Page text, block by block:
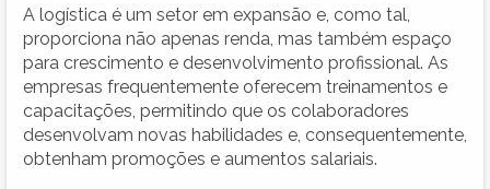
A logística é um setor em expansão e, como tal,
proporciona não apenas renda, mas também espaço
para crescimento e desenvolvimento profissional. As
empresas frequentemente oferecem treinamentos e
capacitações, permitindo que os colaboradores
desenvolvam novas habilidades e, consequentemente,
obtenham promoções e aumentos salariais.